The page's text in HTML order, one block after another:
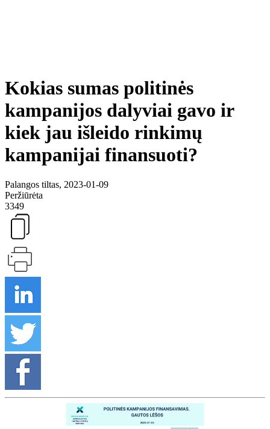
Kokias sumas politinės
kampanijos dalyviai gavo ir
kiek jau išleido rinkimų
kampanijai finansuoti?
Palangos tiltas, 2023-01-09
Peržiūrėta
3349